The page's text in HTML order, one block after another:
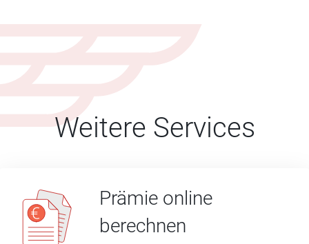
Weitere Services
Prämie online
berechnen